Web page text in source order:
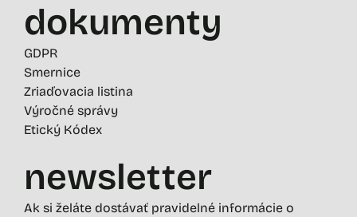
dokumenty
GDPR
Smernice
Zriaďovacia listina
Výročné správy
Etický Kódex
newsletter
Ak si želáte dostávať pravidelné informácie o